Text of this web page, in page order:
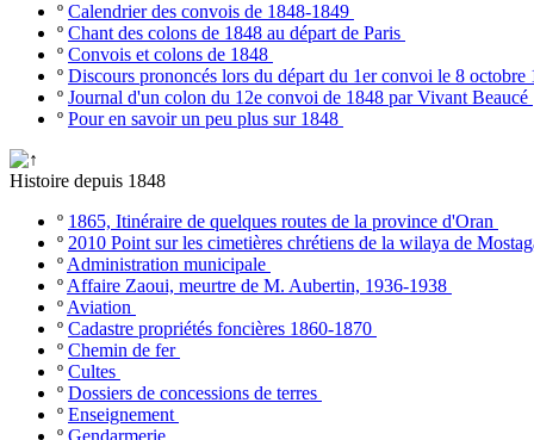
º Calendrier des convois de 1848-1849
º Chant des colons de 1848 au départ de Paris
º Convois et colons de 1848
º Discours prononcés lors du départ du 1er convoi le 8 octobre
º Journal d'un colon du 12e convoi de 1848 par Vivant Beaucé
º Pour en savoir un peu plus sur 1848
Histoire depuis 1848
º 1865, Itinéraire de quelques routes de la province d'Oran
º 2010 Point sur les cimetières chrétiens de la wilaya de
º Administration municipale
º Affaire Zaoui, meurtre de M. Aubertin, 1936-1938
º Aviation
º Cadastre propriétés foncières 1860-1870
º Chemin de fer
º Cultes
º Dossiers de concessions de terres
º Enseignement
º Gendarmerie